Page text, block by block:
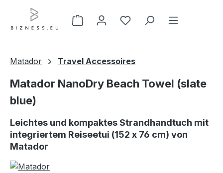
Zum Hauptinhalt springen
Matador Travel Accessoires
Matador NanoDry Beach Towel (slate
blue)
Leichtes und kompaktes Strandhandtuch mit
integriertem Reiseetui (152 x 76 cm) von
Matador